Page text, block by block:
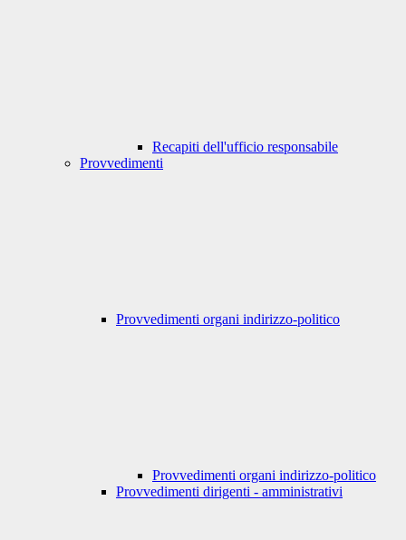
Recapiti dell'ufficio responsabile
Provvedimenti
Provvedimenti organi indirizzo-politico
Provvedimenti organi indirizzo-politico
Provvedimenti dirigenti - amministrativi